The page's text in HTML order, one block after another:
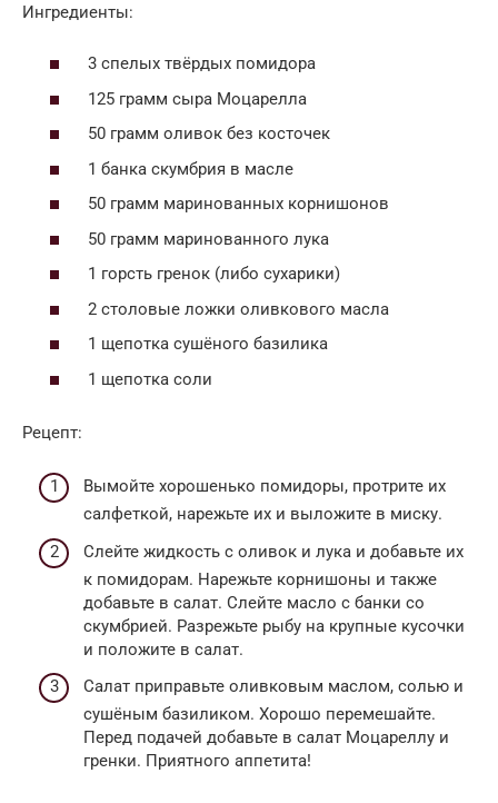
Ингредиенты:
3 спелых твёрдых помидора
125 грамм сыра Моцарелла
50 грамм оливок без косточек
1 банка скумбрия в масле
50 грамм маринованных корнишонов
50 грамм маринованного лука
1 горсть гренок (либо сухарики)
2 столовые ложки оливкового масла
1 щепотка сушёного базилика
1 щепотка соли
Рецепт:
Вымойте хорошенько помидоры, протрите их
салфеткой, нарежьте их и выложите в миску.
Слейте жидкость с оливок и лука и добавьте их
к помидорам. Нарежьте корнишоны и также
добавьте в салат. Слейте масло с банки со
скумбрией. Разрежьте рыбу на крупные кусочки
и положите в салат.
Салат приправьте оливковым маслом, солью и
сушёным базиликом. Хорошо перемешайте.
Перед подачей добавьте в салат Моцареллу и
гренки. Приятного аппетита!